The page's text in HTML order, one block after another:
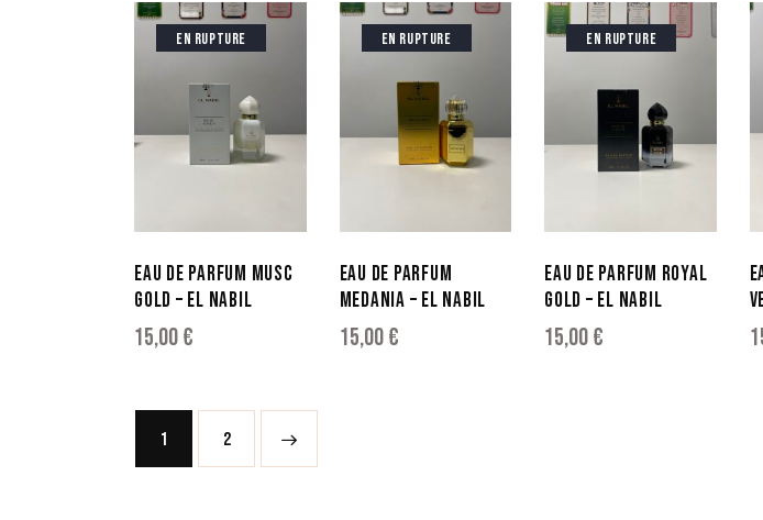
EN RUPTURE
EAU DE PARFUM MUSC
GOLD – EL NABIL
15,00€
EN RUPTURE
EAU DE PARFUM
MEDANIA – EL NABIL
15,00€
EN RUPTURE
EAU DE PARFUM ROYAL
GOLD – EL NABIL
15,00€
1 2